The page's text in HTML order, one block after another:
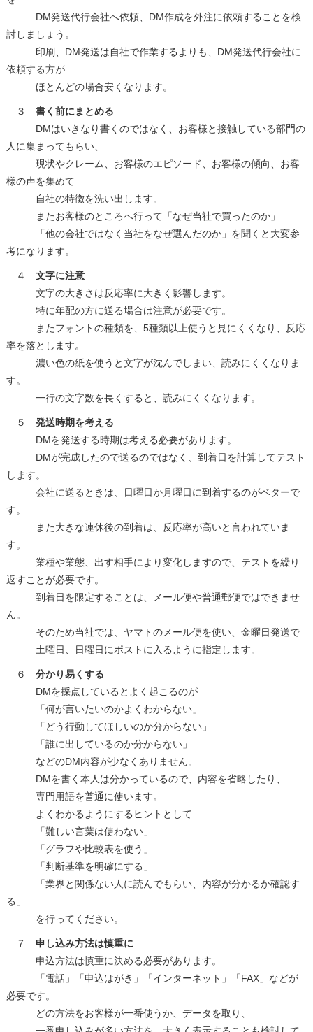
DM発送代行会社へ依頼、DM作成を外注に依頼することを検
討しましょう。
印刷、DM発送は自社で作業するよりも、DM発送代行会社に
依頼する方が
ほとんどの場合安くなります。
３ 書く前にまとめる
DMはいきなり書くのではなく、お客様と接触している部門の
人に集まってもらい、
現状やクレーム、お客様のエピソード、お客様の傾向、お客
様の声を集めて
自社の特徴を洗い出します。
またお客様のところへ行って「なぜ当社で買ったのか」
「他の会社ではなく当社をなぜ選んだのか」を聞くと大変参
考になります。
４ 文字に注意
文字の大きさは反応率に大きく影響します。
特に年配の方に送る場合は注意が必要です。
またフォントの種類を、5種類以上使うと見にくくなり、反応
率を落とします。
濃い色の紙を使うと文字が沈んでしまい、読みにくくなりま
す。
一行の文字数を長くすると、読みにくくなります。
５ 発送時期を考える
DMを発送する時期は考える必要があります。
DMが完成したので送るのではなく、到着日を計算してテスト
します。
会社に送るときは、日曜日か月曜日に到着するのがベターで
す。
また大きな連休後の到着は、反応率が高いと言われていま
す。
業種や業態、出す相手により変化しますので、テストを繰り
返すことが必要です。
到着日を限定することは、メール便や普通郵便ではできませ
ん。
そのため当社では、ヤマトのメール便を使い、金曜日発送で
土曜日、日曜日にポストに入るように指定します。
６ 分かり易くする
DMを採点しているとよく起こるのが
「何が言いたいのかよくわからない」
「どう行動してほしいのか分からない」
「誰に出しているのか分からない」
などのDM内容が少なくありません。
DMを書く本人は分かっているので、内容を省略したり、
専門用語を普通に使います。
よくわかるようにするヒントとして
「難しい言葉は使わない」
「グラフや比較表を使う」
「判断基準を明確にする」
「業界と関係ない人に読んでもらい、内容が分かるか確認す
る」
を行ってください。
７ 申し込み方法は慎重に
申込方法は慎重に決める必要があります。
「電話」「申込はがき」「インターネット」「FAX」などが
必要です。
どの方法をお客様が一番使うか、データを取り、